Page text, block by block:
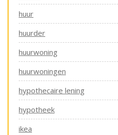
huur
huurder
huurwoning
huurwoningen
hypothecaire lening
hypotheek
ikea